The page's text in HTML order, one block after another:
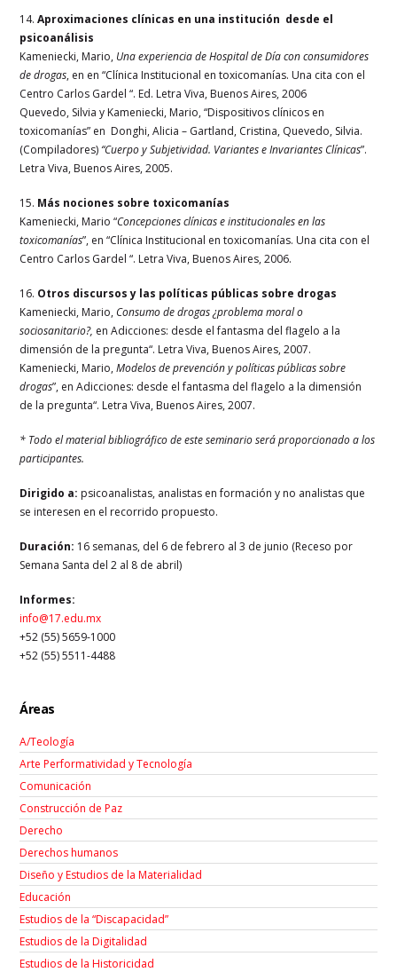
14.Aproximaciones clínicas en una institución desde el
psicoanálisis
Kameniecki, Mario, Una experiencia de Hospital de Día con consumidores
de drogas, en en “Clínica Institucional en toxicomanías. Una cita con el
Centro Carlos Gardel “. Ed. Letra Viva, Buenos Aires, 2006
Quevedo, Silvia y Kameniecki, Mario, “Dispositivos clínicos en
toxicomanías” en Donghi, Alicia – Gartland, Cristina, Quevedo, Silvia.
(Compiladores)“Cuerpo y Subjetividad. Variantes e Invariantes Clínicas”.
Letra Viva, Buenos Aires, 2005.
15. Más nociones sobre toxicomanías
Kameniecki, Mario “Concepciones clínicas e institucionales en las
toxicomanías”, en “Clínica Institucional en toxicomanías. Una cita con el
Centro Carlos Gardel “. Letra Viva, Buenos Aires, 2006.
16. Otros discursos y las políticas públicas sobre drogas
Kameniecki, Mario, Consumo de drogas ¿problema moral o
sociosanitario?, en Adicciones: desde el fantasma del flagelo a la
dimensión de la pregunta“. Letra Viva, Buenos Aires, 2007.
Kameniecki, Mario,Modelos de prevención y políticas públicas sobre
drogas”, en Adicciones: desde el fantasma del flagelo a la dimensión
de la pregunta“. Letra Viva, Buenos Aires, 2007.
* Todo el material bibliográfico de este seminario será proporcionado a los
participantes.
Dirigido a: psicoanalistas, analistas en formación y no analistas que
se interesen en el recorrido propuesto.
Duración: 16 semanas, del 6 de febrero al 3 de junio (Receso por
Semana Santa del 2 al 8 de abril)
Informes:
info@17.edu.mx
+52 (55) 5659-1000
+52 (55) 5511-4488
Áreas
A/Teología
Arte Performatividad y Tecnología
Comunicación
Construcción de Paz
Derecho
Derechos humanos
Diseño y Estudios de la Materialidad
Educación
Estudios de la “Discapacidad”
Estudios de la Digitalidad
Estudios de la Historicidad